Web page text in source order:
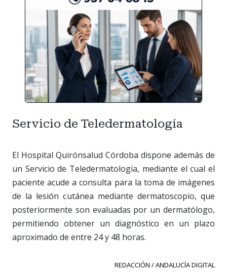
Servicio de Teledermatología
El Hospital Quirónsalud Córdoba dispone además de
un Servicio de Teledermatología, mediante el cual el
paciente acude a consulta para la toma de imágenes
de la lesión cutánea mediante dermatoscopio, que
posteriormente son evaluadas por un dermatólogo,
permitiendo obtener un diagnóstico en un plazo
aproximado de entre 24 y 48 horas.
REDACCIÓN / ANDALUCÍA DIGITAL